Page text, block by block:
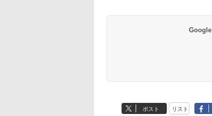
Google
ポスト リスト